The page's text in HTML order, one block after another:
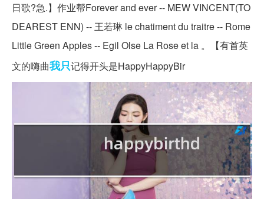
日歌?急.】作业帮Forever and ever -- MEW VINCENT(TO
DEAREST ENN) -- 王若琳 le chatiment du traitre -- Rome
Little Green Apples -- Egil Olse La Rose et la 。【有首英
文的嗨曲我只记得开头是HappyHappyBir